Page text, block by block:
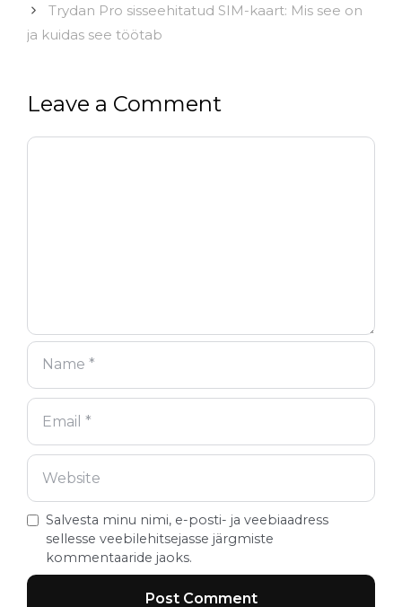
Trydan Pro sisseehitatud SIM-kaart: Mis see on
ja kuidas see töötab
Leave a Comment
Comment
Name
Email
Website
Salvesta minu nimi, e-posti- ja veebiaadress
sellesse veebilehitsejasse järgmiste
kommentaaride jaoks.